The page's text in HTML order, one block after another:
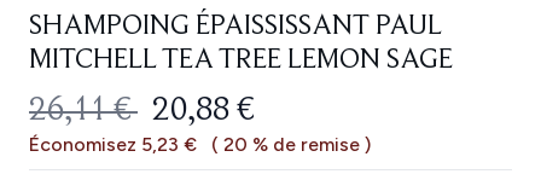
SHAMPOING ÉPAISSISSANT PAUL
MITCHELL TEA TREE LEMON SAGE
PRIX DE VENTE :
26,11 € PRIX ​​ACTUEL :
20,88 €
Économisez 5,23 € ( 20 % de remise )